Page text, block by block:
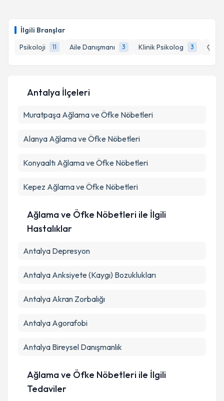
İlgili Branşlar
Psikoloji
11 Aile Danışmanı 3 Klinik Psikolog 3
takvim hazırlandığında e-posta ile bilgilendireceğiz.
E-posta Adresiniz
Metni'ni okudum ve kişisel verilerimin belirtilen
Antalya İlçeleri
Muratpaşa Ağlama ve Öfke Nöbetleri
Alanya Ağlama ve Öfke Nöbetleri
Konyaaltı Ağlama ve Öfke Nöbetleri
Kepez Ağlama ve Öfke Nöbetleri
Ağlama ve Öfke Nöbetleri ile İlgili
Hastalıklar
Antalya Depresyon
Antalya Anksiyete (Kaygı) Bozuklukları
Antalya Akran Zorbalığı
Antalya Agorafobi
Antalya Bireysel Danışmanlık
Ağlama ve Öfke Nöbetleri ile İlgili
Tedaviler